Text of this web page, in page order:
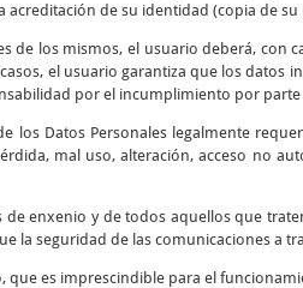
acreditación de su identidad (copia de su
de los mismos, el usuario deberá, con
el usuario garantiza que los datos
por el incumplimiento por
los Datos Personales legalmente
mal uso, alteración, acceso no
enxenio y de todos aquellos que
la seguridad de las comunicaciones a
que es imprescindible para el